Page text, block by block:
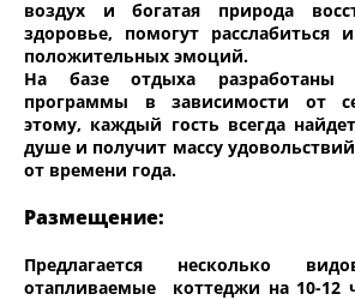
воздух и богатая природа
здоровье, помогут расслабиться
положительных эмоций.
На базе отдыха разработаны
программы в зависимости от
этому, каждый гость всегда
душе и получит массу
от времени года.
Размещение:
Предлагается несколько
отапливаемые коттеджи на 10-12